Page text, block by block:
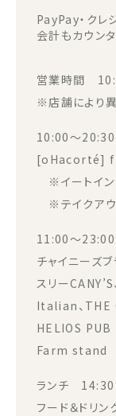
PayPay・クレ
会計もカウン
営業時間
※店舗により
10:00～20:30
[oHacorté]
※イートイン
※テイクアウ
11:00～23:00
チャイニーズ
スリー
Italian、THE
HELIOS PUB
Farm stand
ランチ 14:30
フード＆ドリ